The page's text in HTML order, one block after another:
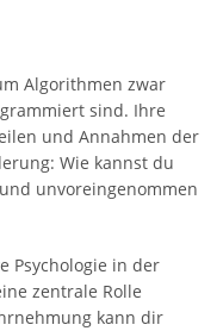
Algorithmen zwar
sind. Ihre
und Annahmen der
Wie kannst du
unvoreingenommen
Psychologie in der
zentrale Rolle
kann dir